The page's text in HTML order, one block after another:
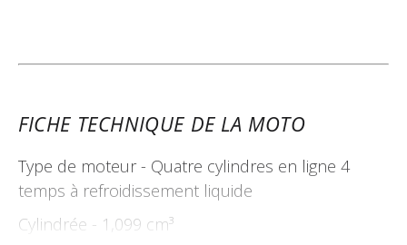
FICHE TECHNIQUE DE LA MOTO
Type de moteur - Quatre cylindres en ligne 4
temps à refroidissement liquide
Cylindrée - 1,099 cm³